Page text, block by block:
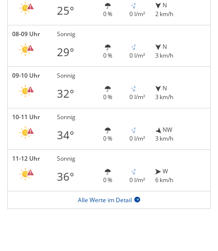
25° 0 % 0 l/m²
N
2 km/h
08-09 Uhr Sonnig
29° 0 % 0 l/m²
N
3 km/h
09-10 Uhr Sonnig
32° 0 % 0 l/m²
N
3 km/h
10-11 Uhr Sonnig
34° 0 % 0 l/m²
NW
3 km/h
11-12 Uhr Sonnig
36° 0 % 0 l/m²
W
6 km/h
Alle Werte im Detail